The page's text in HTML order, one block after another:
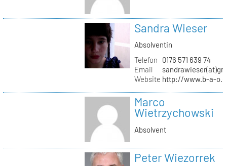
Sandra Wieser
Absolventin
Telefon
0176 571 639 74
Email
Website http://www.b-a-
Marco
Wietrzychowski
Absolvent
Peter Wiezorrek